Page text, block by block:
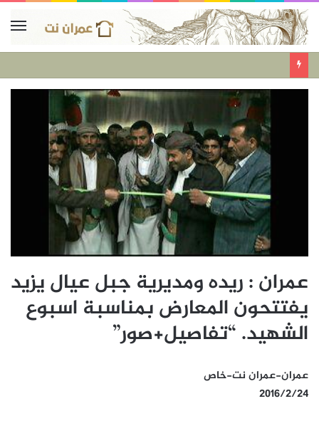
عمران : ريده ومديرية جبل عيال يزيد
يفتتحون المعارض بمناسبة اسبوع
الشهيد. “تفاصيل+صور”
عمران-عمران نت-خاص
2016/2/24